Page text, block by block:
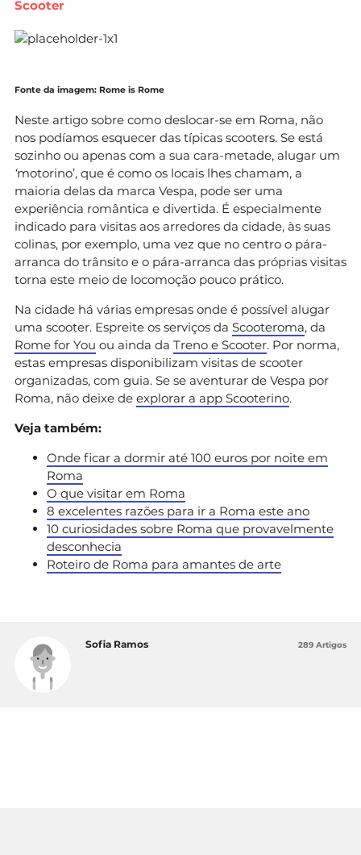
Scooter
Fonte da imagem: Rome is Rome
Neste artigo sobre como deslocar-se em Roma, não
nos podíamos esquecer das típicas scooters. Se está
sozinho ou apenas com a sua cara-metade, alugar um
‘motorino’, que é como os locais lhes chamam, a
maioria delas da marca Vespa, pode ser uma
experiência romântica e divertida. É especialmente
indicado para visitas aos arredores da cidade, às suas
colinas, por exemplo, uma vez que no centro o pára-
arranca do trânsito e o pára-arranca das próprias visitas
torna este meio de locomoção pouco prático.
Na cidade há várias empresas onde é possível alugar
uma scooter. Espreite os serviços da Scooteroma, da
Rome for You ou ainda da Treno e Scooter. Por norma,
estas empresas disponibilizam visitas de scooter
organizadas, com guia. Se se aventurar de Vespa por
Roma, não deixe de explorar a app Scooterino.
Veja também:
Onde ficar a dormir até 100 euros por noite em
Roma
O que visitar em Roma
8 excelentes razões para ir a Roma este ano
10 curiosidades sobre Roma que provavelmente
desconhecia
Roteiro de Roma para amantes de arte
Sofia Ramos 289 Artigos